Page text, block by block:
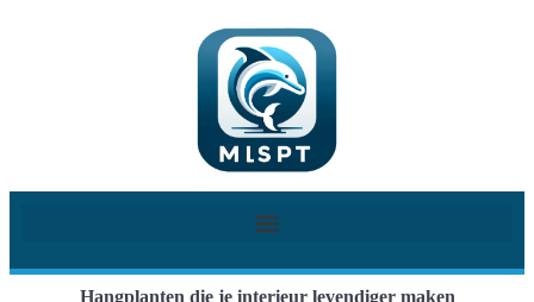
Hangplanten die je interieur levendiger maken